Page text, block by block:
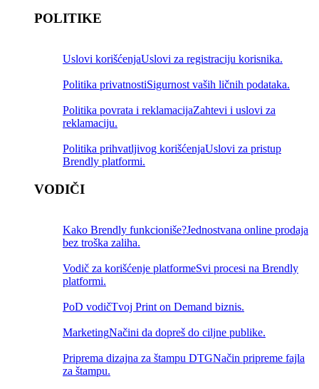
POLITIKE
Uslovi korišćenjaUslovi za registraciju korisnika.
Politika privatnostiSigurnost vaših ličnih podataka.
Politika povrata i reklamacijaZahtevi i uslovi za
reklamaciju.
Politika prihvatljivog korišćenjaUslovi za pristup
Brendly platformi.
VODIČI
Kako Brendly funkcioniše?Jednostvana online prodaja
bez troška zaliha.
Vodič za korišćenje platformeSvi procesi na Brendly
platformi.
PoD vodičTvoj Print on Demand biznis.
MarketingNačini da dopreš do ciljne publike.
Priprema dizajna za štampu DTGNačin pripreme fajla
za štampu.